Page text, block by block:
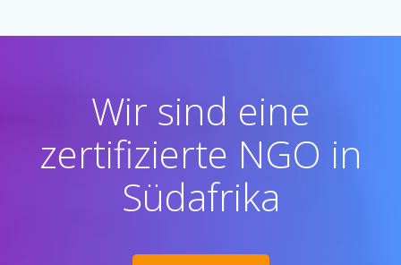
Wir sind eine
zertifizierte NGO in
Südafrika